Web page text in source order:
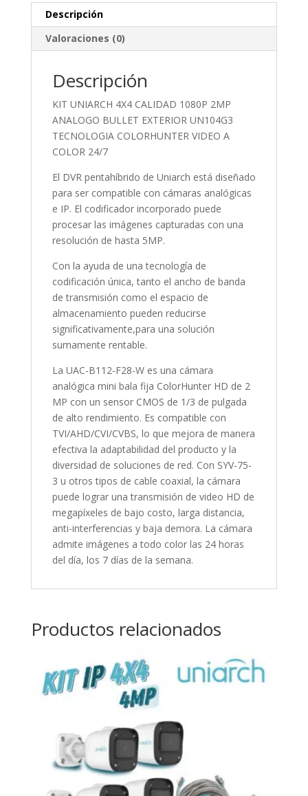
Descripción
Valoraciones (0)
Descripción
KIT UNIARCH 4X4 CALIDAD 1080P 2MP
ANALOGO BULLET EXTERIOR UN104G3
TECNOLOGIA COLORHUNTER VIDEO A
COLOR 24/7
El DVR pentahíbrido de Uniarch está diseñado
para ser compatible con cámaras analógicas
e IP. El codificador incorporado puede
procesar las imágenes capturadas con una
resolución de hasta 5MP.
Con la ayuda de una tecnología de
codificación única, tanto el ancho de banda
de transmisión como el espacio de
almacenamiento pueden reducirse
significativamente,para una solución
sumamente rentable.
La UAC-B112-F28-W es una cámara
analógica mini bala fija ColorHunter HD de 2
MP con un sensor CMOS de 1/3 de pulgada
de alto rendimiento. Es compatible con
TVI/AHD/CVI/CVBS, lo que mejora de manera
efectiva la adaptabilidad del producto y la
diversidad de soluciones de red. Con SYV-75-
3 u otros tipos de cable coaxial, la cámara
puede lograr una transmisión de video HD de
megapíxeles de bajo costo, larga distancia,
anti-interferencias y baja demora. La cámara
admite imágenes a todo color las 24 horas
del día, los 7 días de la semana.
Productos relacionados